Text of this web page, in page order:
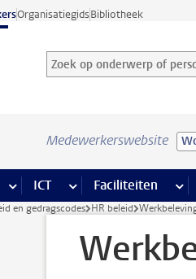
OrganisatiegidsBibliotheek
Zoek op onderwerp of
Zoekterm
Medewerkerswebsite
meer Financiën pagina’s
ICT meer ICT pagina’s
Faciliteiten
en gedragscodes HR beleid